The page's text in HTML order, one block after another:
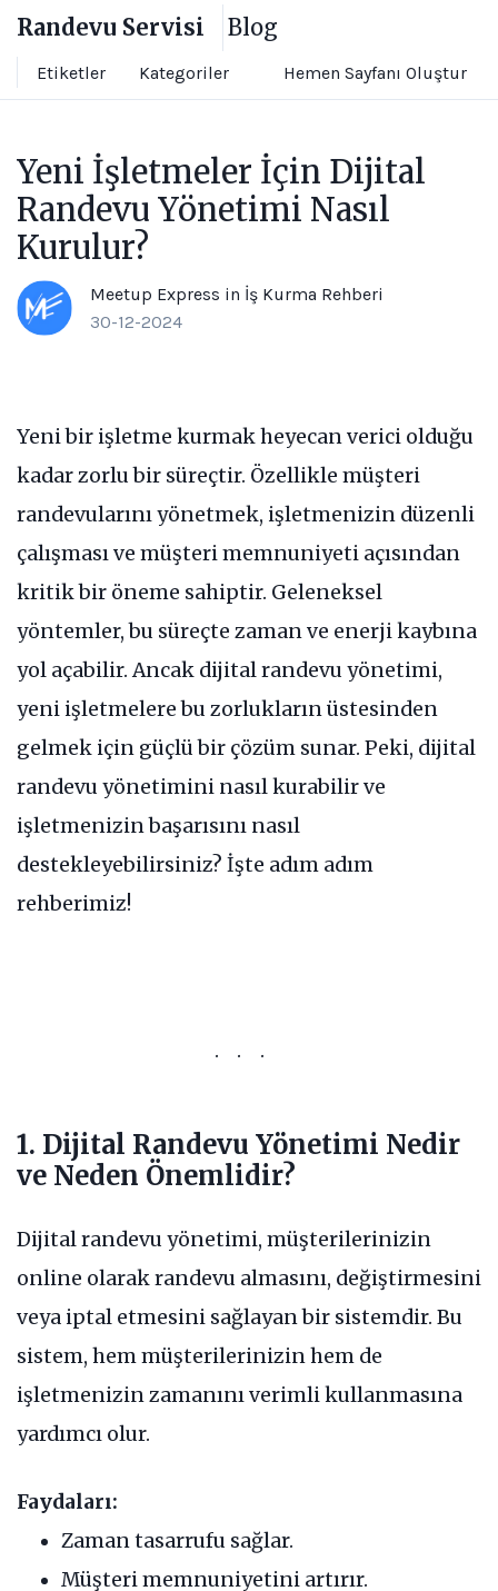
Randevu Servisi Blog
Etiketler Kategoriler Hemen Sayfanı Oluştur
Yeni İşletmeler İçin Dijital
Randevu Yönetimi Nasıl
Kurulur?
Meetup Express in İş Kurma Rehberi
30-12-2024
Yeni bir işletme kurmak heyecan verici olduğu
kadar zorlu bir süreçtir. Özellikle müşteri
randevularını yönetmek, işletmenizin düzenli
çalışması ve müşteri memnuniyeti açısından
kritik bir öneme sahiptir. Geleneksel
yöntemler, bu süreçte zaman ve enerji kaybına
yol açabilir. Ancak dijital randevu yönetimi,
yeni işletmelere bu zorlukların üstesinden
gelmek için güçlü bir çözüm sunar. Peki, dijital
randevu yönetimini nasıl kurabilir ve
işletmenizin başarısını nasıl
destekleyebilirsiniz? İşte adım adım
rehberimiz!
1. Dijital Randevu Yönetimi Nedir
ve Neden Önemlidir?
Dijital randevu yönetimi, müşterilerinizin
online olarak randevu almasını, değiştirmesini
veya iptal etmesini sağlayan bir sistemdir. Bu
sistem, hem müşterilerinizin hem de
işletmenizin zamanını verimli kullanmasına
yardımcı olur.
Faydaları:
Zaman tasarrufu sağlar.
Müşteri memnuniyetini artırır.